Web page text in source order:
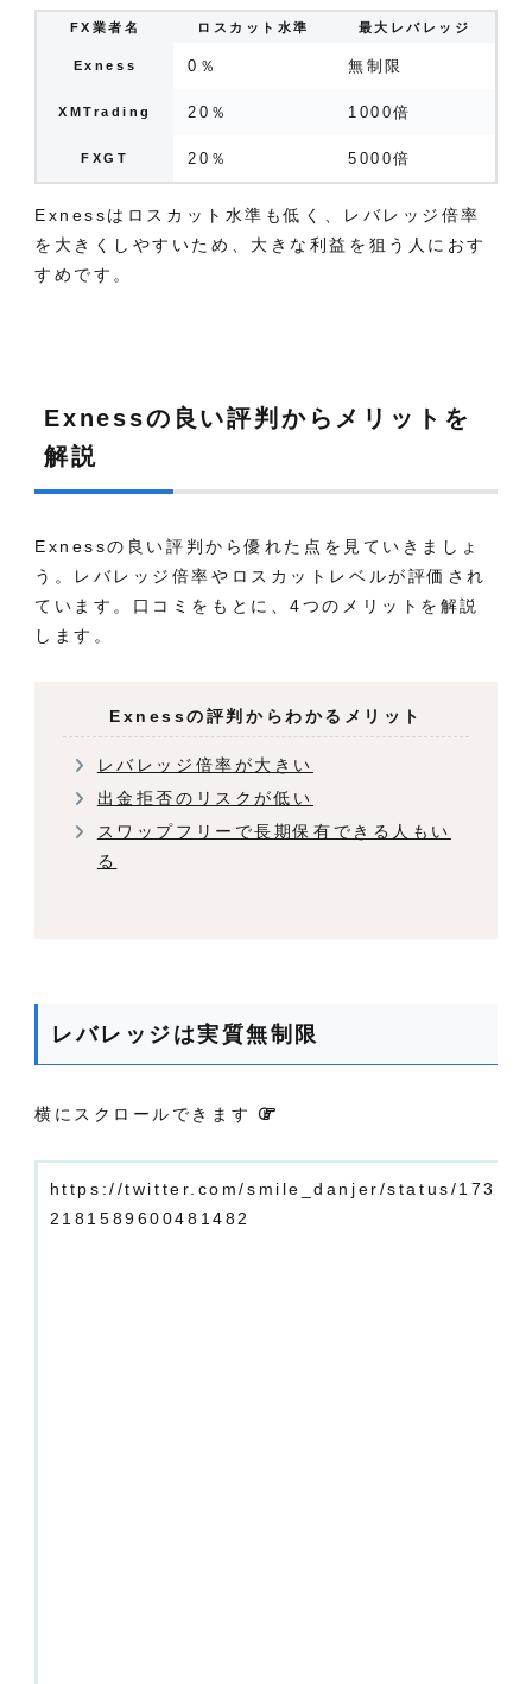
FX業者名 ロスカット水準 最大レバレッジ
Exness 0％ 無制限
XMTrading 20％ 1000倍
FXGT 20％ 5000倍
Exnessはロスカット水準も低く、レバレッジ倍率
を大きくしやすいため、大きな利益を狙う人におす
すめです 。
Exnessの良い評判からメリットを
解説
Exnessの良い評判から優れた点を見ていきましょ
う。レバレッジ倍率やロスカットレベルが評価され
ています。 口コミをもとに、4つのメリットを解説
します 。
Exnessの評判からわかるメリット
レバレッジ倍率が大きい
出金拒否のリスクが低い
スワップフリーで長期保有できる人もい
る
レバレッジは実質無制限
横にスクロールできます
https://twitter.com/smile_danjer/status/173
2181589600481482